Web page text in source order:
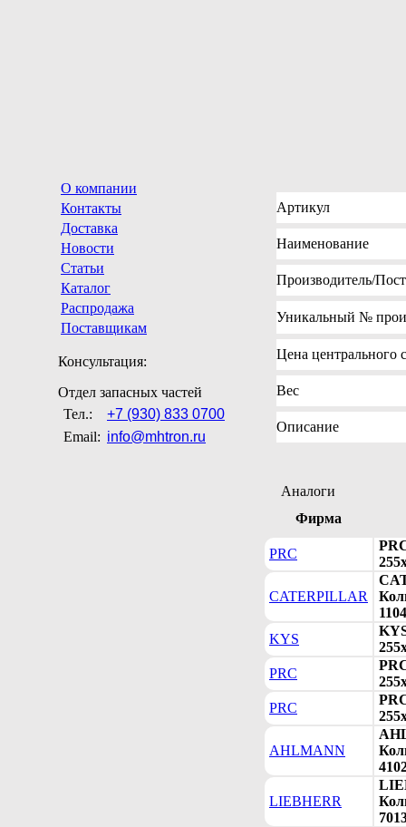
О компании
Контакты
Доставка
Новости
Статьи
Каталог
Распродажа
Поставщикам
Консультация:
Отдел запасных частей
Тел.:
+7 (930) 833 0700
Email: info@mhtron.ru
Артикул
Наименование
Производитель/
Уникальный №
Цена центрального
Вес
Описание
Аналоги
Фирма
PRC
CATERPILLAR
KYS
PRC
PRC
AHLMANN
LIEBHERR